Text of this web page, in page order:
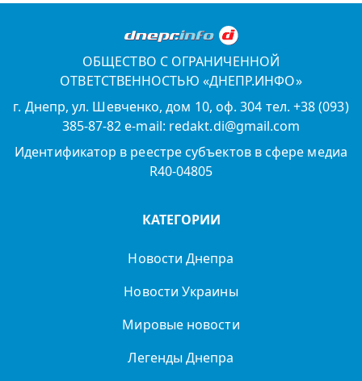
ОБЩЕСТВО С ОГРАНИЧЕННОЙ
ОТВЕТСТВЕННОСТЬЮ «ДНЕПР.ИНФО»
г. Днепр, ул. Шевченко, дом 10, оф. 304 тел. +38 (093)
385-87-82 e-mail: redakt.di@gmail.com
Идентификатор в реестре субъектов в сфере медиа
R40-04805
КАТЕГОРИИ
Новости Днепра
Новости Украины
Мировые новости
Легенды Днепра